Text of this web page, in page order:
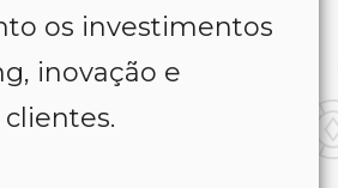
os investimentos
inovação e